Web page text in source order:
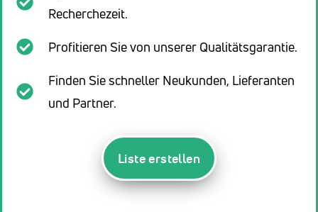
Recherchezeit.
Profitieren Sie von unserer Qualitätsgarantie.
Finden Sie schneller Neukunden, Lieferanten
und Partner.
Liste erstellen